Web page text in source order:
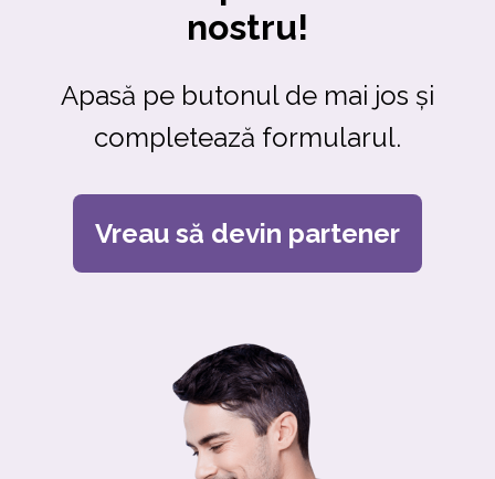
nostru!
Apasă pe butonul de mai jos și
completează formularul.
Vreau să devin partener